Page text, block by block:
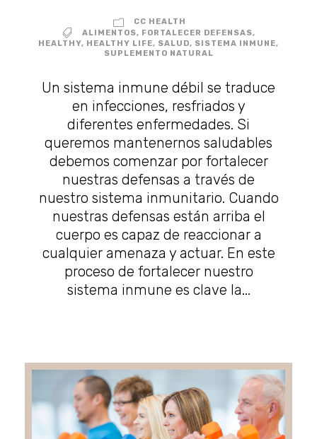
CC HEALTH
ALIMENTOS, FORTALECER DEFENSAS,
HEALTHY, HEALTHY LIFE, SALUD, SISTEMA INMUNE,
SUPLEMENTO NATURAL
Un sistema inmune débil se traduce
en infecciones, resfriados y
diferentes enfermedades. Si
queremos mantenernos saludables
debemos comenzar por fortalecer
nuestras defensas a través de
nuestro sistema inmunitario. Cuando
nuestras defensas están arriba el
cuerpo es capaz de reaccionar a
cualquier amenaza y actuar. En este
proceso de fortalecer nuestro
sistema inmune es clave la...